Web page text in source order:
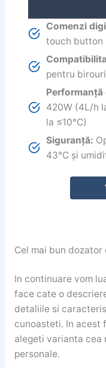
Comenzi
touch button
pentru
Performanță
420W (4L/h
la ≤10°C)
Siguranță:
43°C și
Cel mai bun dozator
In continuare vom
face cate o
detaliile si
cunoasteti. In acest
alegeti varianta cea
personale.